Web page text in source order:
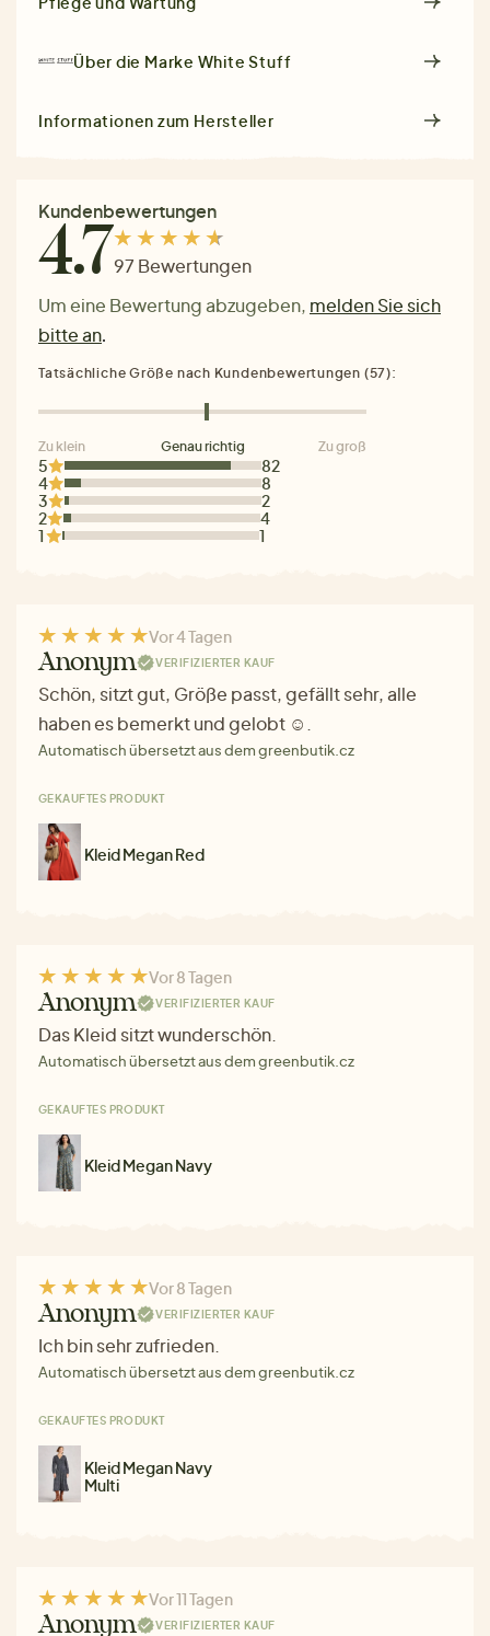
Über die Marke White Stuff
Informationen zum Hersteller
Kundenbewertungen
4.797 Bewertungen
Um eine Bewertung abzugeben, melden Sie sich
bitte an.
5
82
4
8
3
2
2
4
1
1
Tatsächliche Größe nach Kundenbewertungen (57):
Zu klein Genau richtig Zu groß
Vor 4 Tagen
Anonym VERIFIZIERTER KAUF
Schön, sitzt gut, Größe passt, gefällt sehr, alle
haben es bemerkt und gelobt ☺.
Automatisch übersetzt aus dem greenbutik.cz
GEKAUFTES PRODUKT
Kleid Megan Red
Vor 8 Tagen
Anonym VERIFIZIERTER KAUF
Das Kleid sitzt wunderschön.
Automatisch übersetzt aus dem greenbutik.cz
GEKAUFTES PRODUKT
Kleid Megan Navy
Vor 8 Tagen
Anonym VERIFIZIERTER KAUF
Ich bin sehr zufrieden.
Automatisch übersetzt aus dem greenbutik.cz
GEKAUFTES PRODUKT
Kleid Megan Navy
Multi
Vor 11 Tagen
Anonym VERIFIZIERTER KAUF